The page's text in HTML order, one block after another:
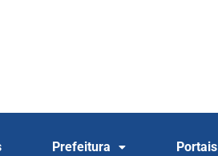
Prefeitura Portais